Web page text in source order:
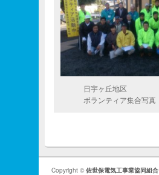
日宇ヶ丘地区
ボランティア集合写真
Copyright © 佐世保電気工事業協同組合